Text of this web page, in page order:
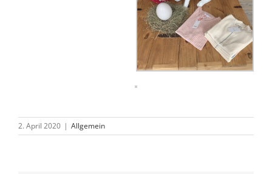
2. April 2020 | Allgemein